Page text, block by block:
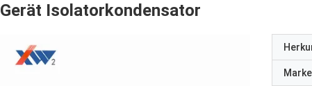
Gerät Isolatorkondensator